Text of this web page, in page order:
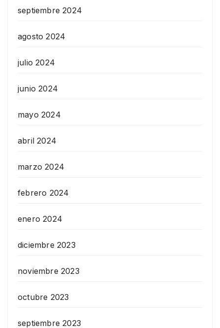
septiembre 2024
agosto 2024
julio 2024
junio 2024
mayo 2024
abril 2024
marzo 2024
febrero 2024
enero 2024
diciembre 2023
noviembre 2023
octubre 2023
septiembre 2023